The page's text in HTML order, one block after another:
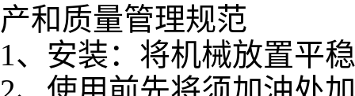
产和质量管理规范
1、安装：将机械放置平